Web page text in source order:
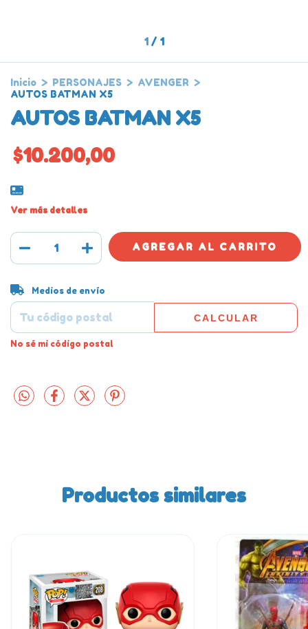
1 / 1
Inicio > PERSONAJES > AVENGER >
AUTOS BATMAN X5
AUTOS BATMAN X5
$10.200,00
Ver más detalles
Entregas para el CP:
Medios de envío
CALCULAR
No sé mi código postal
Productos similares